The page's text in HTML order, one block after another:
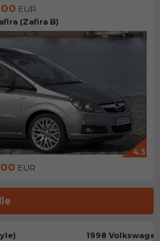
EUR
(Zafira B)
4.3
EUR
1998